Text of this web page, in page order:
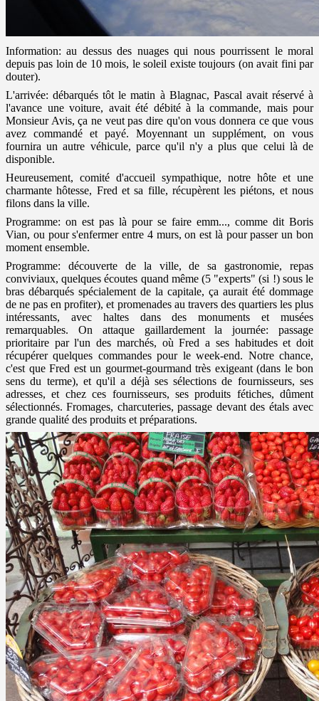
Information: au dessus des nuages qui nous pourrissent le moral
depuis pas loin de 10 mois, le soleil existe toujours (on avait fini par
douter).
L'arrivée: débarqués tôt le matin à Blagnac, Pascal avait réservé à
l'avance une voiture, avait été débité à la commande, mais pour
Monsieur Avis, ça ne veut pas dire qu'on vous donnera ce que vous
avez commandé et payé. Moyennant un supplément, on vous
fournira un autre véhicule, parce qu'il n'y a plus que celui là de
disponible.
Heureusement, comité d'accueil sympathique, notre hôte et une
charmante hôtesse, Fred et sa fille, récupèrent les piétons, et nous
filons dans la ville.
Programme: on est pas là pour se faire emm..., comme dit Boris
Vian, ou pour s'enfermer entre 4 murs, on est là pour passer un bon
moment ensemble.
Programme: découverte de la ville, de sa gastronomie, repas
conviviaux, quelques écoutes quand même (5 "experts" (si !) sous le
bras débarqués spécialement de la capitale, ça aurait été dommage
de ne pas en profiter), et promenades au travers des quartiers les plus
intéressants, avec haltes dans des monuments et musées
remarquables. On attaque gaillardement la journée: passage
prioritaire par l'un des marchés, où Fred a ses habitudes et doit
récupérer quelques commandes pour le week-end. Notre chance,
c'est que Fred est un gourmet-gourmand très exigeant (dans le bon
sens du terme), et qu'il a déjà ses sélections de fournisseurs, ses
adresses, et chez ces fournisseurs, ses produits fétiches, dûment
sélectionnés. Fromages, charcuteries, passage devant des étals avec
grande qualité des produits et préparations.